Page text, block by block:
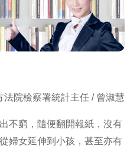
法院檢察署統計主任 / 曾淑慧
不窮，隨便翻開報紙，沒有
婦女延伸到小孩，甚至亦有